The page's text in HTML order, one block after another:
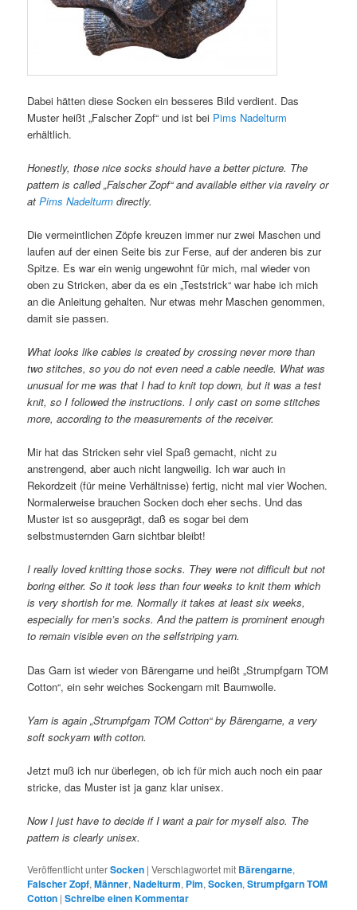
Dabei hätten diese Socken ein besseres Bild verdient. Das
Muster heißt „Falscher Zopf“ und ist bei Pims Nadelturm
erhältlich.
Honestly, those nice socks should have a better picture. The
pattern is called „Falscher Zopf“ and available either via ravelry or
at Pims Nadelturm directly.
Die vermeintlichen Zöpfe kreuzen immer nur zwei Maschen und
laufen auf der einen Seite bis zur Ferse, auf der anderen bis zur
Spitze. Es war ein wenig ungewohnt für mich, mal wieder von
oben zu Stricken, aber da es ein „Teststrick“ war habe ich mich
an die Anleitung gehalten. Nur etwas mehr Maschen genommen,
damit sie passen.
What looks like cables is created by crossing never more than
two stitches, so you do not even need a cable needle. What was
unusual for me was that I had to knit top down, but it was a test
knit, so I followed the instructions. I only cast on some stitches
more, according to the measurements of the receiver.
Mir hat das Stricken sehr viel Spaß gemacht, nicht zu
anstrengend, aber auch nicht langweilig. Ich war auch in
Rekordzeit (für meine Verhältnisse) fertig, nicht mal vier Wochen.
Normalerweise brauchen Socken doch eher sechs. Und das
Muster ist so ausgeprägt, daß es sogar bei dem
selbstmusternden Garn sichtbar bleibt!
I really loved knitting those socks. They were not difficult but not
boring either. So it took less than four weeks to knit them which
is very shortish for me. Normally it takes at least six weeks,
especially for men’s socks. And the pattern is prominent enough
to remain visible even on the selfstriping yarn.
Das Garn ist wieder von Bärengarne und heißt „Strumpfgarn TOM
Cotton“, ein sehr weiches Sockengarn mit Baumwolle.
Yarn is again „Strumpfgarn TOM Cotton“ by Bärengarne, a very
soft sockyarn with cotton.
Jetzt muß ich nur überlegen, ob ich für mich auch noch ein paar
stricke, das Muster ist ja ganz klar unisex.
Now I just have to decide if I want a pair for myself also. The
pattern is clearly unisex.
Veröffentlicht unterSocken |Verschlagwortet mit Bärengarne,
Falscher Zopf,Männer,Nadelturm, Pim,Socken,Strumpfgarn TOM
Cotton |Schreibe einen Kommentar